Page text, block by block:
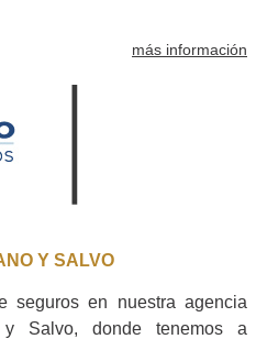
más información
Y SALVO
seguros en nuestra agencia
Salvo, donde tenemos a